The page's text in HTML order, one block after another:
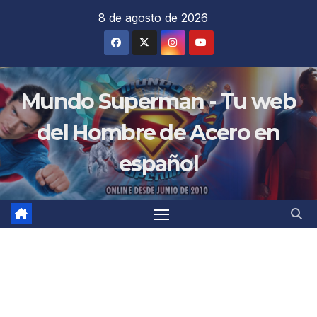
8 de agosto de 2026
Mundo Superman - Tu web
del Hombre de Acero en
español